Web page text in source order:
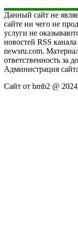
Данный сайт не
сайте ни чего не
услуги не
новостей RSS
newsru.com.
ответственность за
Администрация
Сайт от bmb2 @ 2024